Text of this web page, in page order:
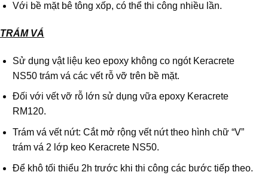
Với bề mặt bê tông xốp, có thể thi công nhiều lần.
TRÁM VÁ
Sử dụng vật liệu keo epoxy không co ngót Keracrete
NS50 trám vá các vết rỗ vỡ trên bề mặt.
Đối với vết vỡ rỗ lớn sử dụng vữa epoxy Keracrete
RM120.
Trám vá vết nứt: Cắt mở rộng vết nứt theo hình chữ “V”
trám vá 2 lớp keo Keracrete NS50.
Để khô tối thiểu 2h trước khi thi công các bước tiếp theo.